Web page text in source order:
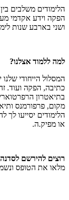
הלימודים משלבים
הפקה וידע אקדמי
ושני בארבע שנות
למה ללמוד אצלנו?
המסלול הייחודי שלנו
כתיבה, הפקה ועוד.
בתיאטרון
מקום, פרפורמנס
הלימודים יסייעו
או מפיק.ה.
רוצים להירשם
מלאו את הטופס